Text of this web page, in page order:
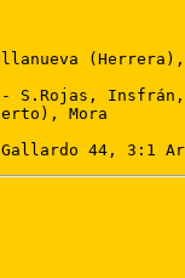
Insfrán,
Mora
44, 3:1